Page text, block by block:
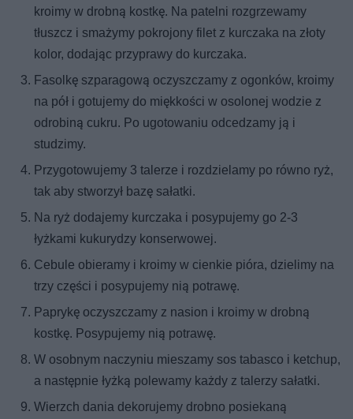
kroimy w drobną kostkę. Na patelni rozgrzewamy
tłuszcz i smażymy pokrojony filet z kurczaka na złoty
kolor, dodając przyprawy do kurczaka.
Fasolkę szparagową oczyszczamy z ogonków, kroimy
na pół i gotujemy do miękkości w osolonej wodzie z
odrobiną cukru. Po ugotowaniu odcedzamy ją i
studzimy.
Przygotowujemy 3 talerze i rozdzielamy po równo ryż,
tak aby stworzył bazę sałatki.
Na ryż dodajemy kurczaka i posypujemy go 2-3
łyżkami kukurydzy konserwowej.
Cebule obieramy i kroimy w cienkie pióra, dzielimy na
trzy części i posypujemy nią potrawę.
Paprykę oczyszczamy z nasion i kroimy w drobną
kostkę. Posypujemy nią potrawę.
W osobnym naczyniu mieszamy sos tabasco i ketchup,
a następnie łyżką polewamy każdy z talerzy sałatki.
Wierzch dania dekorujemy drobno posiekaną